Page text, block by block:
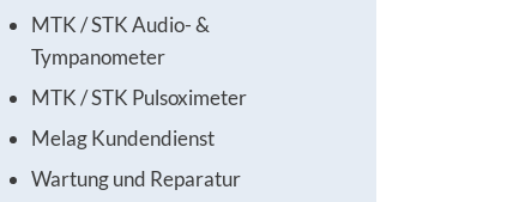
MTK / STK Audio- &
Tympanometer
MTK / STK Pulsoximeter
Melag Kundendienst
Wartung und Reparatur